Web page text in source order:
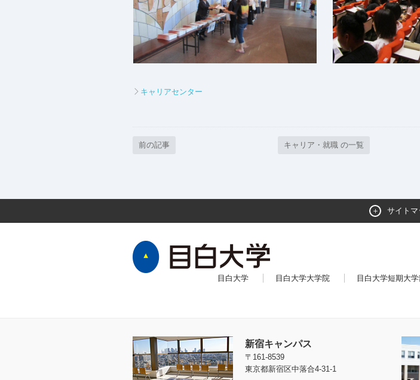
キャリアセンター
前の記事 キャリア・就職 の一覧
サイトマ
目白大学 目白大学大学院 目白大学短期大
新宿キャンパス
〒161-8539
東京都新宿区中落合4-31-1